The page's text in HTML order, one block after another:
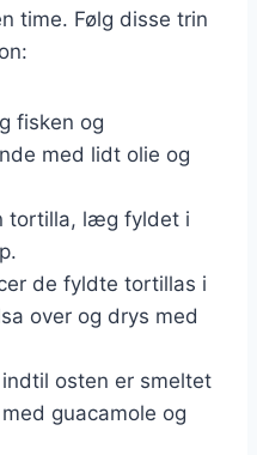
time. Følg disse trin
fisken og
med lidt olie og
tortilla, læg fyldet i
de fyldte tortillas i
over og drys med
osten er smeltet
guacamole og